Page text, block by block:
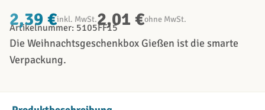
2,39 €inkl. MwSt.2,01 €ohne MwSt.
Artikelnummer: 5105FF15
Die Weihnachtsgeschenkbox Gießen ist die smarte
Verpackung.